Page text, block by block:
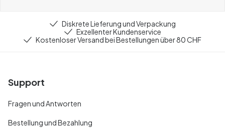
Diskrete Lieferung und Verpackung
Exzellenter Kundenservice
Kostenloser Versand bei Bestellungen über 80 CHF
Support
Fragen und Antworten
Bestellung und Bezahlung